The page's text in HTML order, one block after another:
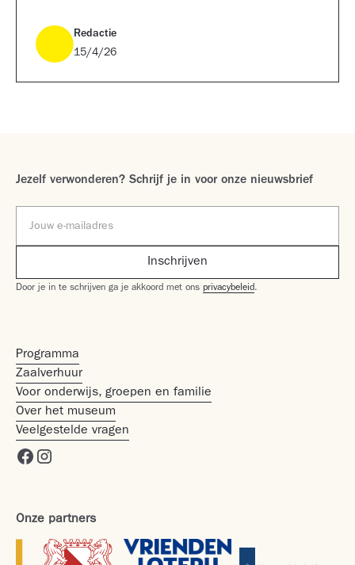
Redactie
15/4/26
Programma
Zaalverhuur
Voor onderwijs, groepen en familie
Over het museum
Veelgestelde vragen
Onze partners
Jezelf verwonderen? Schrijf je in voor onze nieuwsbrief
Door je in te schrijven ga je akkoord met ons privacybeleid.